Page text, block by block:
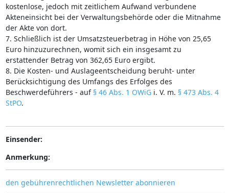
kostenlose, jedoch mit zeitlichem Aufwand verbundene
Akteneinsicht bei der Verwaltungsbehörde oder die Mitnahme
der Akte von dort.
7. Schließlich ist der Umsatzsteuerbetrag in Höhe von 25,65
Euro hinzuzurechnen, womit sich ein insgesamt zu
erstattender Betrag von 362,65 Euro ergibt.
8. Die Kosten- und Auslageentscheidung beruht- unter
Berücksichtigung des Umfangs des Erfolges des
Beschwerdeführers - auf § 46 Abs. 1 OWiGi. V. m. § 473 Abs. 4
StPO.
Einsender:
Anmerkung:
den gebührenrechtlichen Newsletter abonnieren